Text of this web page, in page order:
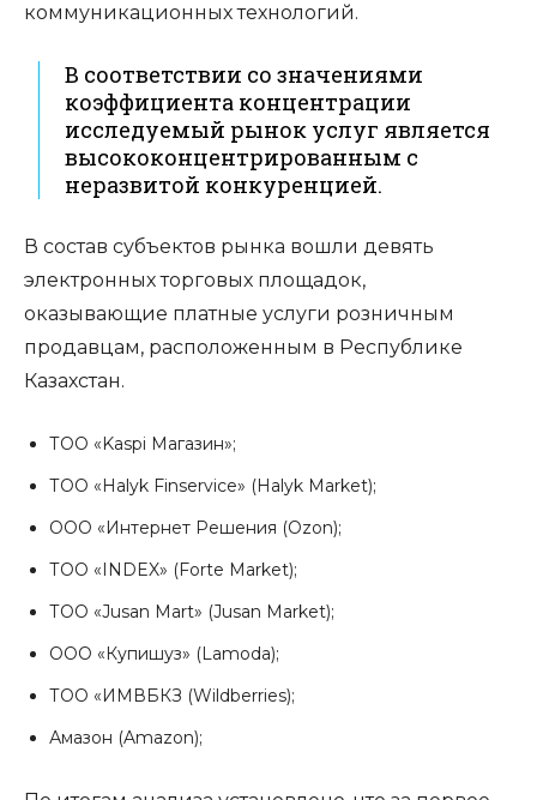
коммуникационных технологий.
В соответствии со значениями
коэффициента концентрации
исследуемый рынок услуг является
высококонцентрированным с
неразвитой конкуренцией.
В состав субъектов рынка вошли девять
электронных торговых площадок,
оказывающие платные услуги розничным
продавцам, расположенным в Республике
Казахстан.
ТОО «Kaspi Магазин»;
ТОО «Halyk Finservice» (Halyk Market);
ООО «Интернет Решения (Ozon);
ТОО «INDEX» (Forte Market);
ТОО «Jusan Mart» (Jusan Market);
ООО «Купишуз» (Lamoda);
ТОО «ИМВБКЗ (Wildberries);
Амазон (Amazon);